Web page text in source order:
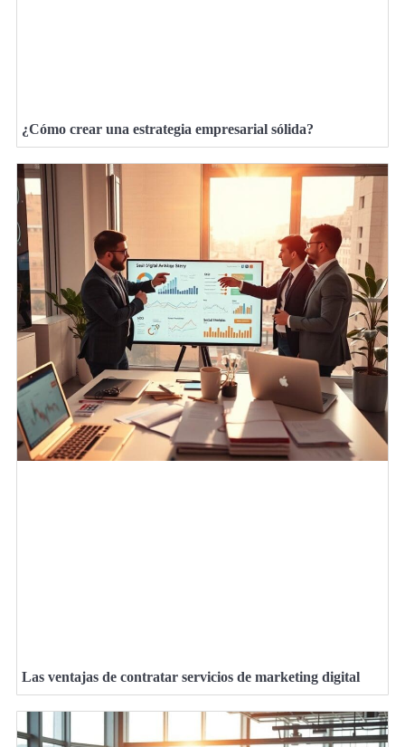
¿Cómo crear una estrategia empresarial sólida?
Las ventajas de contratar servicios de marketing digital